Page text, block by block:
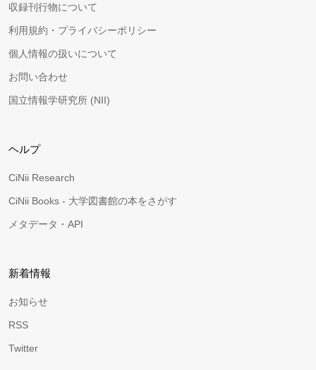
収録刊行物について
利用規約・プライバシーポリシー
個人情報の扱いについて
お問い合わせ
国立情報学研究所 (NII)
ヘルプ
CiNii Research
CiNii Books - 大学図書館の本をさがす
メタデータ・API
新着情報
お知らせ
RSS
Twitter